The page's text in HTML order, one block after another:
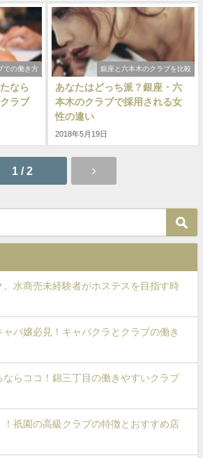
での働き方
なら
ラブ
銀座と六本木のクラブを比較
あなたはどっち派？銀座・六
本木のクラブで採用される女
性の違い
2018年5月19日
1 / 2
水商売未経験者がホステスを目指す時
バ嬢必見！キャバクラとクラブの働き
らココ！錦三丁目の働きやすいクラブ
祇園の高級クラブの特徴とおすすめ店